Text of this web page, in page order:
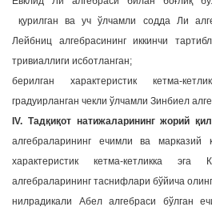
қурилган ва уч ўлчамли содда Ли
Лейбниц алгебрасининг иккинчи
тривиаллиги исботланган;
берилган характеристик кетма-
градуирланган чекли ўлчамли Зинбиел
IV. Тадқиқот натижаларининг жорий
алгебраларининг ечимли ва марказий
характеристик кетма-кетликка
алгебраларининг таснифлари бўйича
нилрадикали Абел алгебраси бўлган